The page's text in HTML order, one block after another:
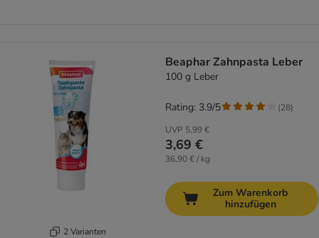
2 Varianten
Beaphar Zahnpasta Leber
100 g Leber
UVP 5,99 €
3,69 €
36,90 € / kg
Rating: 3.9/5 (28)
Zum Warenkorb
hinzufügen